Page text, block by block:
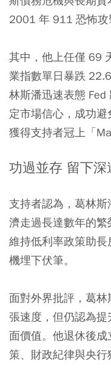
2001 年 911 恐怖攻
其中，他上任僅 69
業指數單日暴跌
林斯潘迅速表態
定市場信心，成功
獲得支持者冠上「
功過並存 留下深
支持者認為，葛林
濟走過長達數年的
維持低利率政策助
機埋下伏筆。
面對外界批評，葛
張速度，但仍認為
面價值。他退休後
策、財政紀律與央行